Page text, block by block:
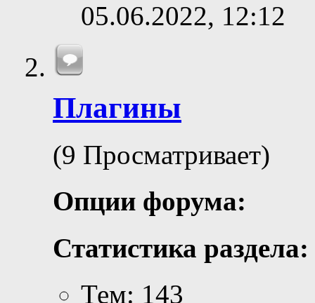
05.06.2022, 12:12
Плагины
(9 Просматривает)
Опции форума:
Статистика раздела:
Тем: 143